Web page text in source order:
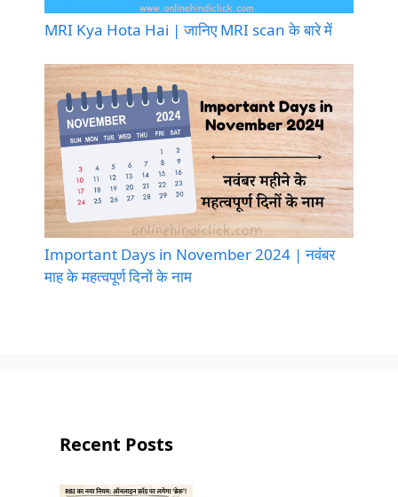
MRI Kya Hota Hai | जानिए MRI scan के बारे में
Important Days in November 2024 | नवंबर
माह के महत्वपूर्ण दिनों के नाम
Recent Posts